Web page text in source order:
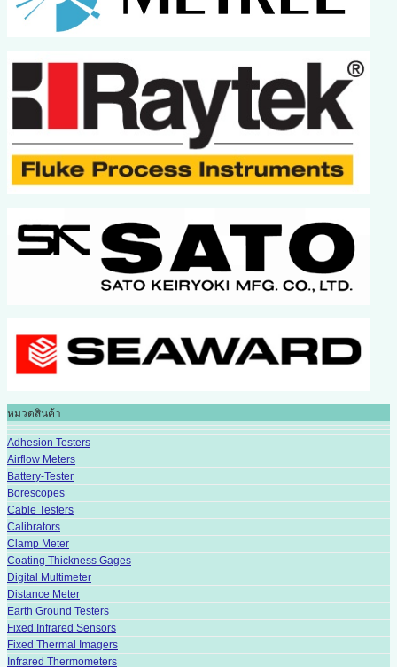
หมวดสินค้า
Adhesion Testers
Airflow Meters
Battery-Tester
Borescopes
Cable Testers
Calibrators
Clamp Meter
Coating Thickness Gages
Digital Multimeter
Distance Meter
Earth Ground Testers
Fixed Infrared Sensors
Fixed Thermal Imagers
Infrared Thermometers